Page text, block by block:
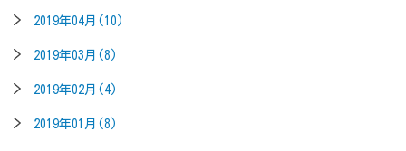
2019年04月(10)
2019年03月(8)
2019年02月(4)
2019年01月(8)